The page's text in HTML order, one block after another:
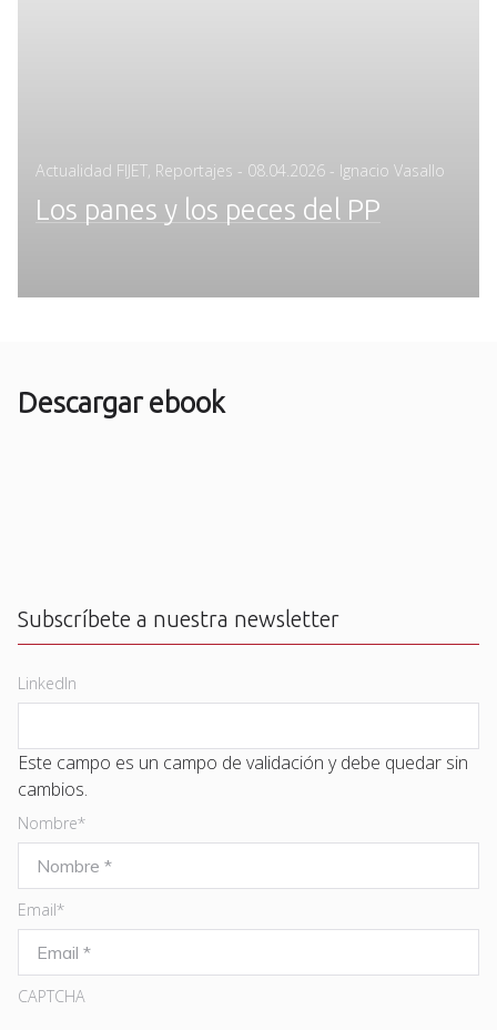
Actualidad FIJET Reportajes - Posted
08.04.2026 - Ignacio Vasallo
Los panes y los peces del PP
Descargar ebook
Subscríbete a nuestra newsletter
LinkedIn
Este campo es un campo de validación y debe quedar sin
cambios.
Nombre*
Email*
CAPTCHA